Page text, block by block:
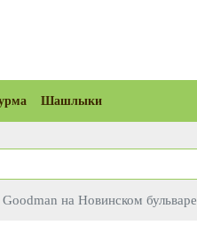
Шашлыки
Goodman на Новинском бульваре